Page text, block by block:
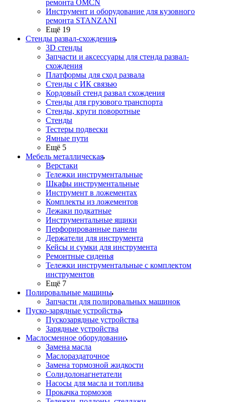
ремонта OMCN
Инструмент и оборудование для кузовного
ремонта STANZANI
Ещё 19
Стенды развал-схождения
3D стенды
Запчасти и аксессуары для стенда развал-
схождения
Платформы для сход развала
Стенды с ИК связью
Кордовый стенд развал схождения
Стенды для грузового транспорта
Стенды, круги поворотные
Стенды
Тестеры подвески
Ямные пути
Ещё 5
Мебель металлическая
Верстаки
Тележки инструментальные
Шкафы инструментальные
Инструмент в ложементах
Комплекты из ложементов
Лежаки подкатные
Инструментальные ящики
Перфорированные панели
Держатели для инструмента
Кейсы и сумки для инструмента
Ремонтные сиденья
Тележки инструментальные с комплектом
инструментов
Ещё 7
Полировальные машины
Запчасти для полировальных машинок
Пуско-зарядные устройства
Пускозарядные устройства
Зарядные устройства
Маслосменное оборудование
Замена масла
Маслораздаточное
Замена тормозной жидкости
Солидолонагнетатели
Насосы для масла и топлива
Прокачка тормозов